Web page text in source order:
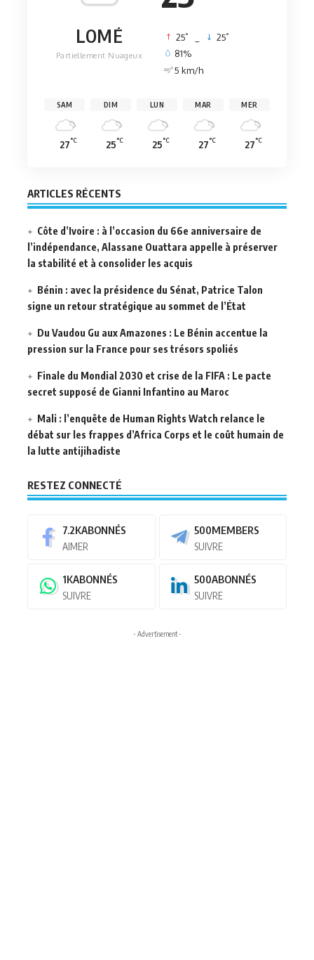
LOMÉ
Partiellement Nuageux
25° 25°
81%
5 km/h
SAM
27°C
DIM
25°C
LUN
25°C
MAR
27°C
MER
27°C
ARTICLES RÉCENTS
Côte d’Ivoire : à l’occasion du 66e anniversaire de
l’indépendance, Alassane Ouattara appelle à préserver
la stabilité et à consolider les acquis
Bénin : avec la présidence du Sénat, Patrice Talon
signe un retour stratégique au sommet de l’État
Du Vaudou Gu aux Amazones : Le Bénin accentue la
pression sur la France pour ses trésors spoliés
Finale du Mondial 2030 et crise de la FIFA : Le pacte
secret supposé de Gianni Infantino au Maroc
Mali : l’enquête de Human Rights Watch relance le
débat sur les frappes d’Africa Corps et le coût humain de
la lutte antijihadiste
RESTEZ CONNECTÉ
7.2KABONNÉS
AIMER
500MEMBERS
SUIVRE
1KABONNÉS
SUIVRE
500ABONNÉS
SUIVRE
- Advertisement -